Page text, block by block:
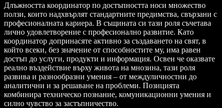
Длъжността координатор по достъпността носи множество
ползи, които надхвърлят стандартните предимства, свързани с
професионалната кариера. В същината си тази роля съчетава
лично удовлетворение с професионално развитие. Като
координатор допринасяте активно за създаването на свят, в
който всеки, без значение от способностите му, има равен
достъп до услуги, продукти и информация. Освен че оказвате
реално въздействие върху живота на мнозина, тази роля
развива и разнообразни умения – от междуличностни до
аналитични и за решаване на проблеми. Позицията
комбинира техническо познание, комуникационни умения и
силно чувство за застъпничество.